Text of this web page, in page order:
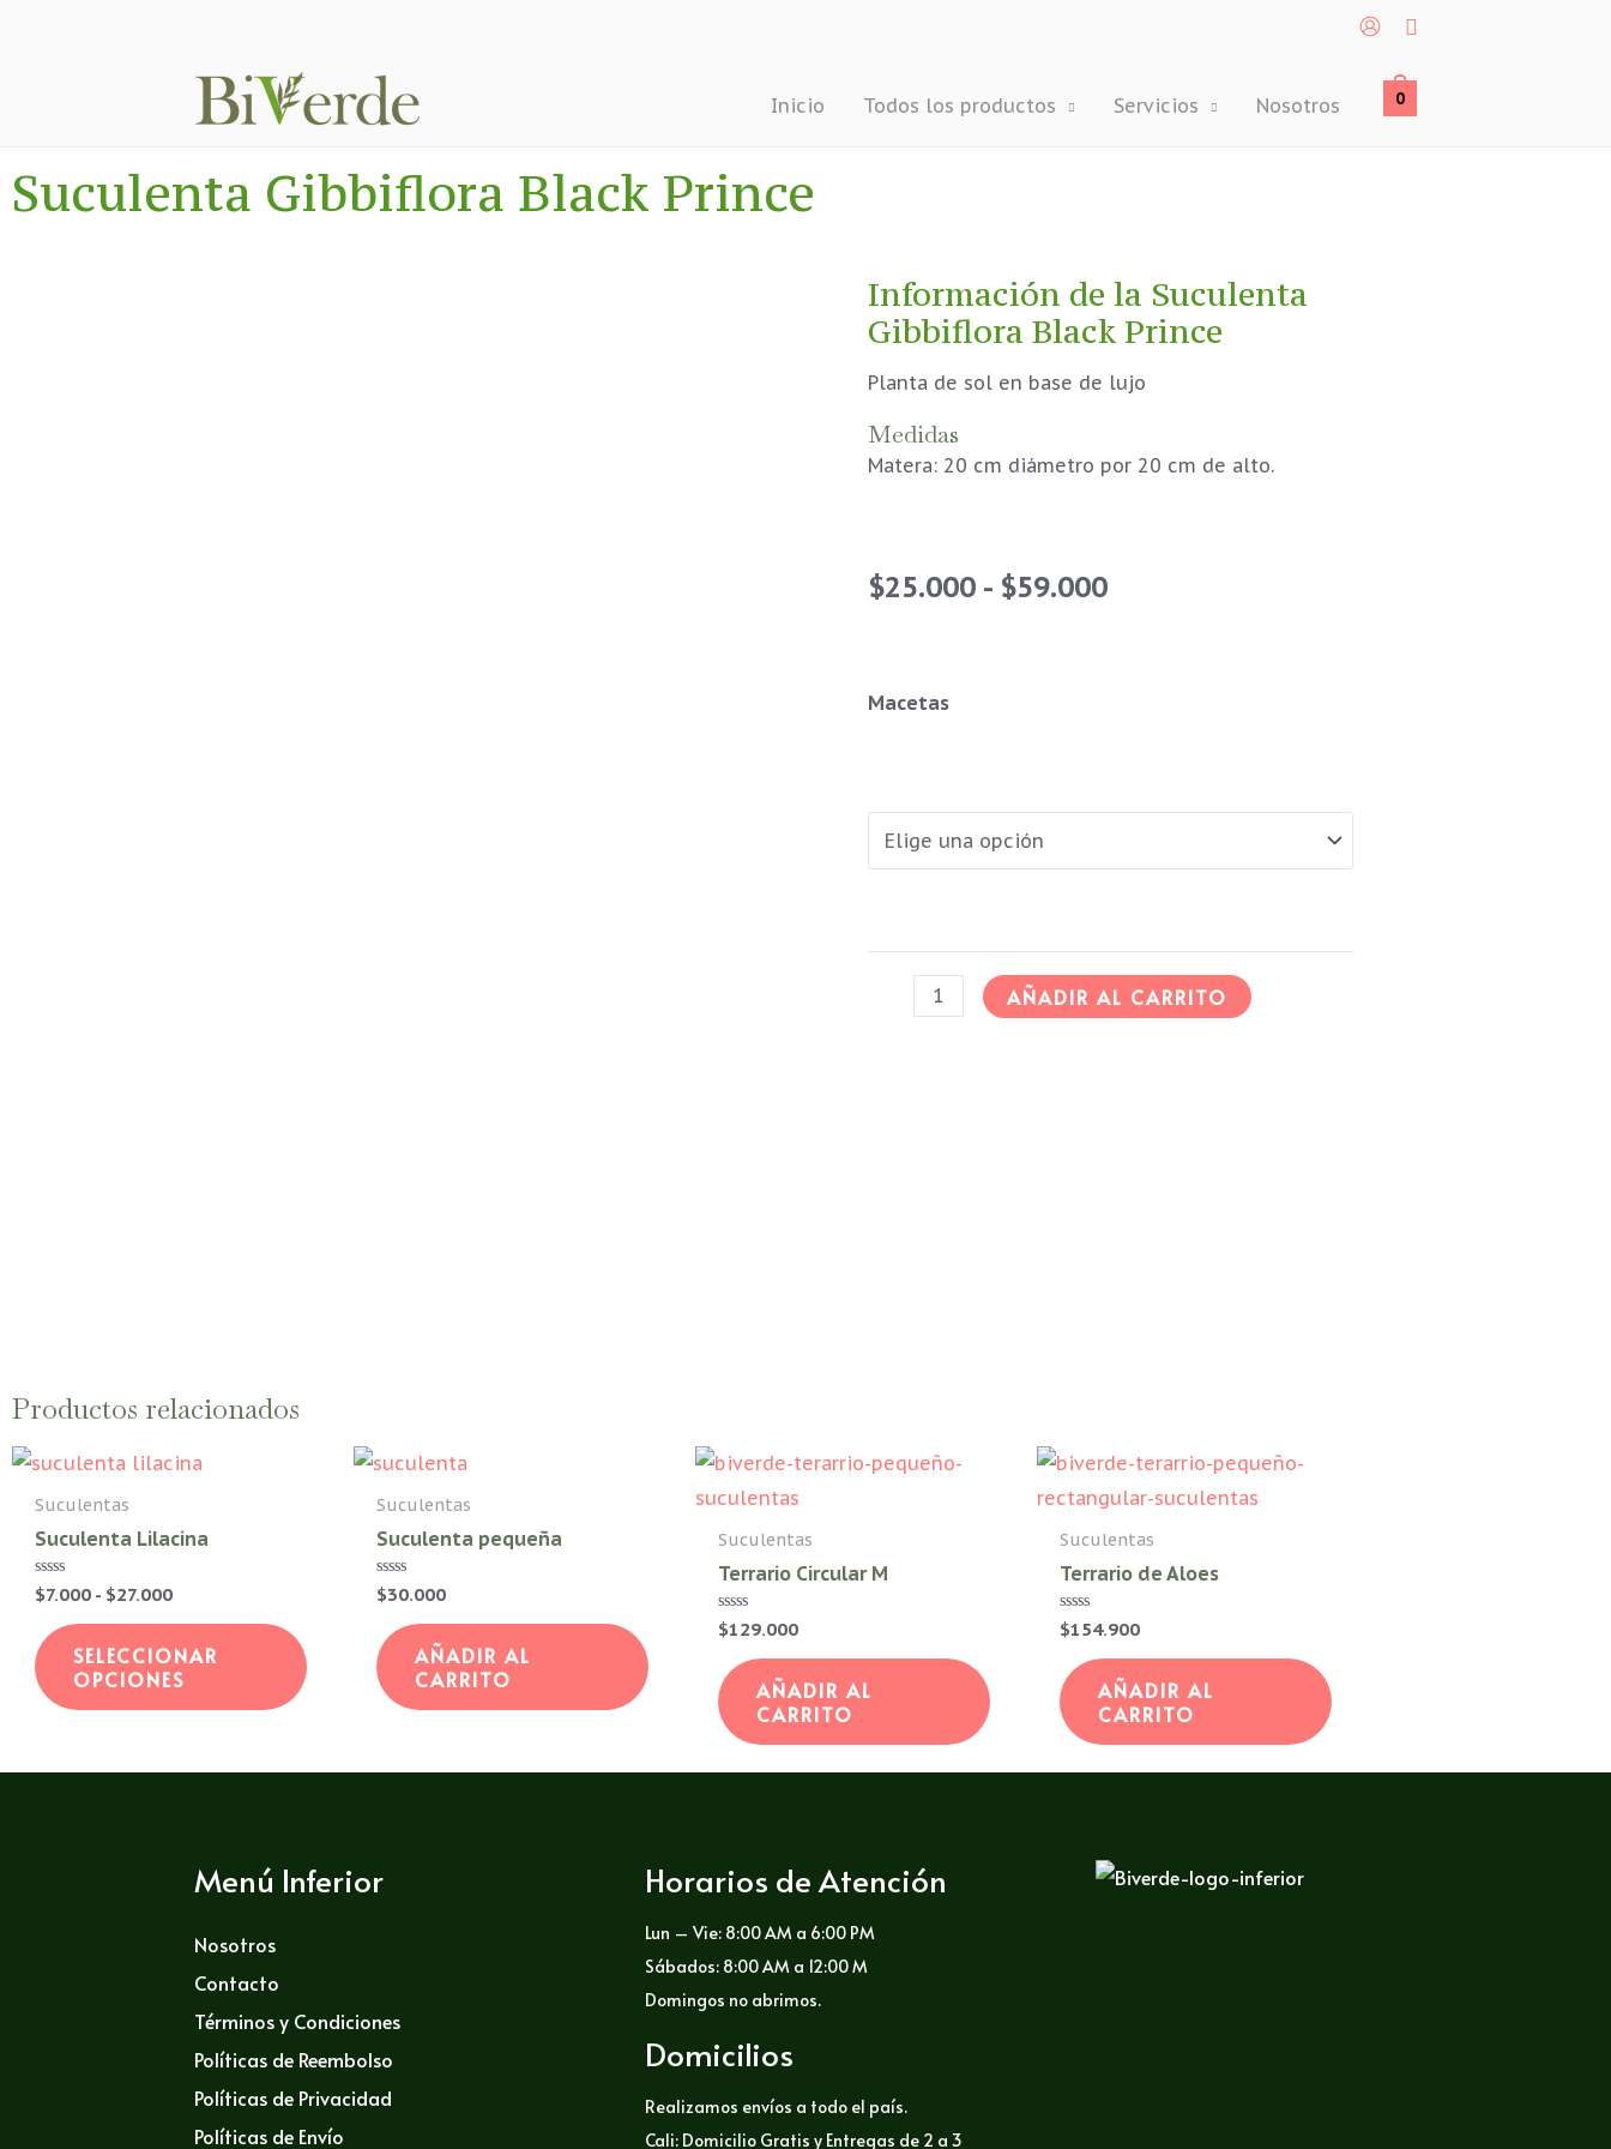
Buscar
Inicio Todos los productos Servicios Nosotros 0
Suculenta Gibbiflora Black Prince
Información de la Suculenta
Gibbiflora Black Prince
Planta de sol en base de lujo
Medidas
Matera: 20 cm diámetro por 20 cm de alto.
$25.000 - $59.000Rango
Macetas
Gibbiflora
AÑADIR AL CARRITO
Productos relacionados
Suculentas
Suculenta Lilacina
Valorado
con
de
5
$7.000 - $27.000
Rango
desde
$7.000
$27.000
SELECCIONAR
OPCIONES
producto
múltiples
variantes.
opciones
elegir
página
Suculentas
Suculenta pequeña
Valorado
con
de
5
$30.000
AÑADIR AL
CARRITO
Suculentas
Terrario Circular M
Valorado
con
de
5
$129.000
AÑADIR AL
CARRITO
Suculentas
Terrario de Aloes
Valorado
con
de
5
$154.900
AÑADIR AL
CARRITO
Menú Inferior
Nosotros
Contacto
Términos y Condiciones
Políticas de Reembolso
Políticas de Privacidad
Políticas de Envío
Horarios de Atención
Lun – Vie: 8:00 AM a 6:00 PM
Sábados: 8:00 AM a 12:00 M
Domingos no abrimos.
Domicilios
Realizamos envíos a todo el país.
Cali: Domicilio Gratis y Entregas de 2 a 3